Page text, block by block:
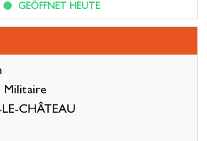
GEÖFFNET HEUTE
Militaire
LE-CHÂTEAU